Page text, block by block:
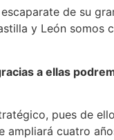
de su
y León somos
a ellas
pues de
cuatro